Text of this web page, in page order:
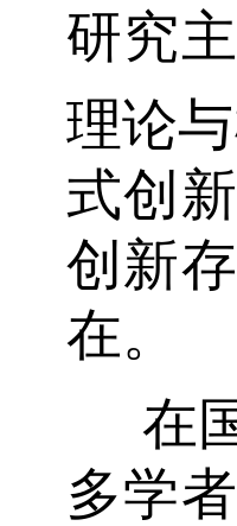
研究
理论
式创
创新
在。
在
多学